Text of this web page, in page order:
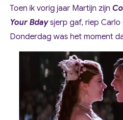
Toen ik vorig jaar Martijn zijn
Your Bdaysjerp gaf, riep Carlo
Donderdag was het moment